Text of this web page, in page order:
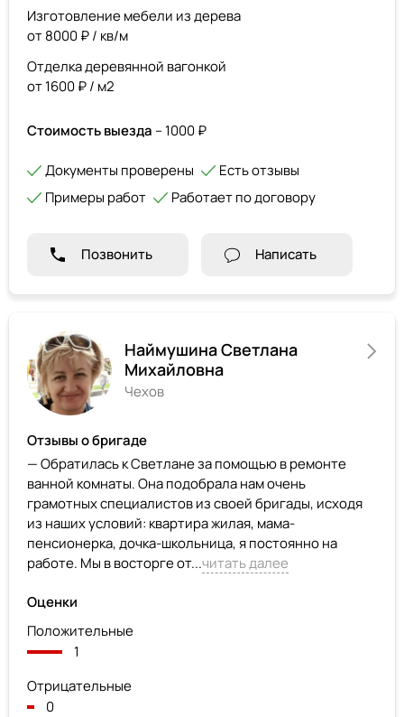
Изготовление мебели из дерева
от 8000 ₽ / кв/м
Отделка деревянной вагонкой
от 1600 ₽ / м2
Стоимость выезда – 1000 ₽
Документы проверены
Есть отзывы
Примеры работ
Работает по договору
Позвонить Написать
Наймушина Светлана
Михайловна
Чехов
Отзывы о бригаде
— Обратилась к Светлане за помощью в ремонте
ванной комнаты. Она подобрала нам очень
грамотных специалистов из своей бригады, исходя
из наших условий: квартира жилая, мама-
пенсионерка, дочка-школьница, я постоянно на
работе. Мы в восторге от...читать далее
Оценки
Положительные
1
Отрицательные
0